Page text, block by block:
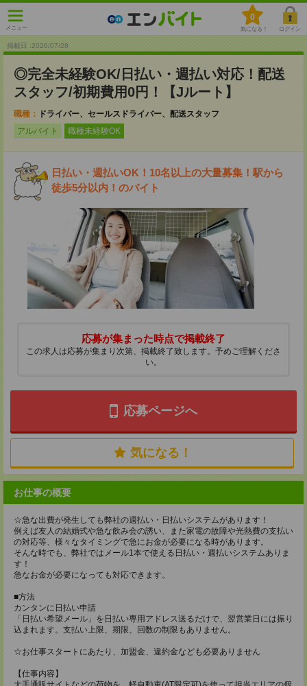
メニュー
0
気になる！ ログイン
掲載日 :2026/07/28
◎完全未経験OK/日払い・週払い対応！配送
スタッフ/初期費用0円！【Jルート】
職種：
ドライバー、セールスドライバー、配送スタッフ
アルバイト
職種未経験OK
日払い・週払いOK！10名以上の大量募集！駅から
徒歩5分以内！のバイト
応募が集まった時点で掲載終了
この求人は応募が集まり次第、掲載終了致します。予めご理解くださ
い。
応募ページへ
気になる！
お仕事の概要
☆急な出費が発生しても弊社の週払い・日払いシステムがあります！
例えば友人の結婚式や急な飲み会の誘い、また家電の故障や光熱費の支払い
の対応等、様々なタイミングで急にお金が必要になる時があります。
そんな時でも、弊社ではメール1本で使える日払い・週払いシステムありま
す！
急なお金が必要になっても対応できます。
■方法
カンタンに日払い申請
「日払い希望メール」を日払い専用アドレス送るだけで、翌営業日には振り
込まれます。支払い上限、期限、回数の制限もありません。
☆お仕事スタートにあたり、加盟金、違約金なども必要ありません
【仕事内容】